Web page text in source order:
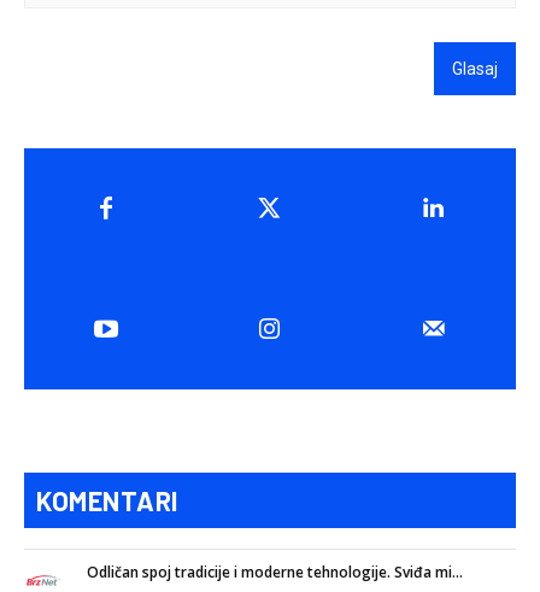
Glasaj
KOMENTARI
Odličan spoj tradicije i moderne tehnologije. Sviđa mi...